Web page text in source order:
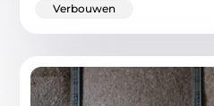
Verbouwen